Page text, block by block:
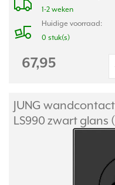
1-2 weken
Huidige voorraad:
0 stuk(s)
67,95
JUNG
LS990 zwart glans